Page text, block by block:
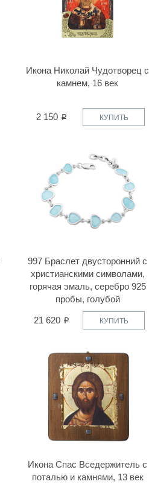
Икона Николай Чудотворец с
камнем, 16 век
2 150 КУПИТЬ
997 Браслет двусторонний с
христианскими символами,
горячая эмаль, серебро 925
пробы, голубой
21 620 КУПИТЬ
Икона Спас Вседержитель с
поталью и камнями, 13 век